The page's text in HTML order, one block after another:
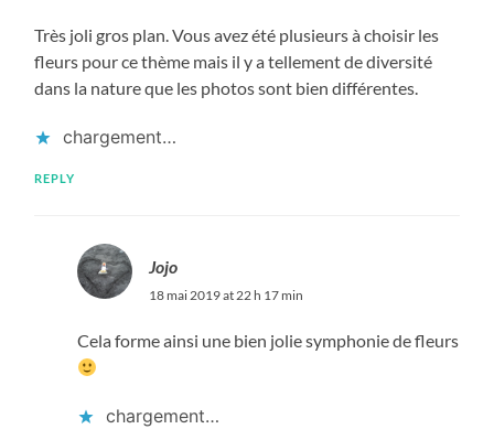
Très joli gros plan. Vous avez été plusieurs à choisir les
fleurs pour ce thème mais il y a tellement de diversité
dans la nature que les photos sont bien différentes.
chargement…
REPLY
Jojo
18 mai 2019 at 22 h 17 min
Cela forme ainsi une bien jolie symphonie de fleurs
chargement…